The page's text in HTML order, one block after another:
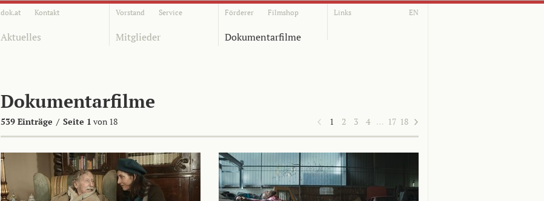
dok.at Kontakt Vorstand Service Förderer Filmshop Links EN
Aktuelles Mitglieder Dokumentarfilme
Dokumentarfilme
539 Einträge / Seite 1 von 18 1 2 3 4 … 17 18